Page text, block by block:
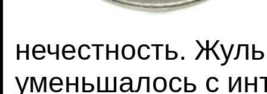
нечестность.
уменьшалось с